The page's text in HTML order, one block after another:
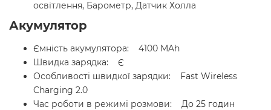
освітлення, Барометр, Датчик Холла
Акумулятор
Ємність акумулятора: 4100 MAh
Швидка зарядка: Є
Особливості швидкої зарядки: Fast Wireless
Charging 2.0
Час роботи в режимі розмови: До 25 годин